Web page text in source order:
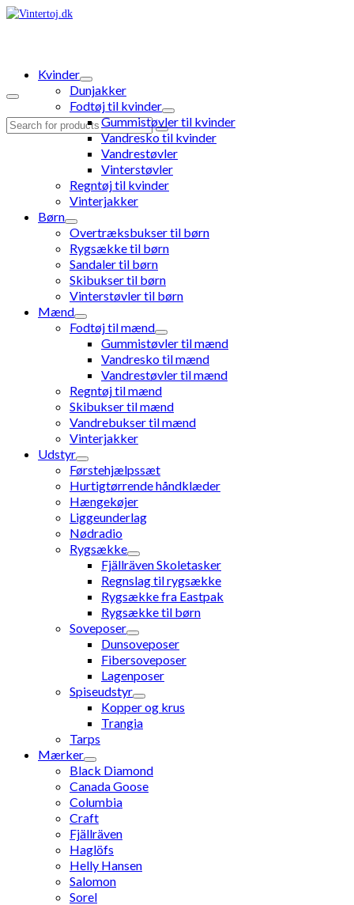
Search
Kvinder
Dunjakker
Fodtøj til kvinder
Gummistøvler til kvinder
Vandresko til kvinder
Vandrestøvler
Vinterstøvler
Regntøj til kvinder
Vinterjakker
Børn
Overtræksbukser til børn
Rygsække til børn
Sandaler til børn
Skibukser til børn
Vinterstøvler til børn
Mænd
Fodtøj til mænd
Gummistøvler til mænd
Vandresko til mænd
Vandrestøvler til mænd
Regntøj til mænd
Skibukser til mænd
Vandrebukser til mænd
Vinterjakker
Udstyr
Førstehjælpssæt
Hurtigtørrende håndklæder
Hængekøjer
Liggeunderlag
Nødradio
Rygsække
Fjällräven Skoletasker
Regnslag til rygsække
Rygsække fra Eastpak
Rygsække til børn
Soveposer
Dunsoveposer
Fibersoveposer
Lagenposer
Spiseudstyr
Kopper og krus
Trangia
Tarps
Mærker
Black Diamond
Canada Goose
Columbia
Craft
Fjällräven
Haglöfs
Helly Hansen
Salomon
Sorel